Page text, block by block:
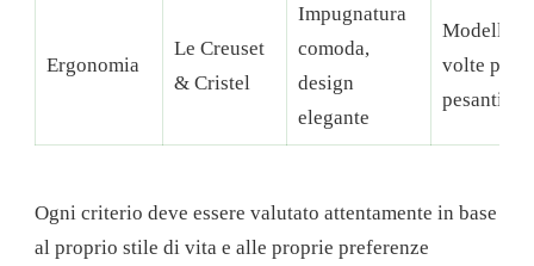
Ergonomia
Le Creuset
& Cristel
Impugnatura
comoda,
design
elegante
Modelli a
volte più
pesanti
Ogni criterio deve essere valutato attentamente in base
al proprio stile di vita e alle proprie preferenze